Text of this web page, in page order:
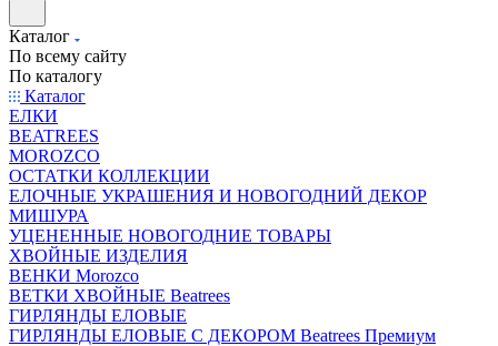
Каталог
По всему сайту
По каталогу
Каталог
ЕЛКИ
BEATREES
MOROZCO
ОСТАТКИ КОЛЛЕКЦИИ
ЕЛОЧНЫЕ УКРАШЕНИЯ И НОВОГОДНИЙ ДЕКОР
МИШУРА
УЦЕНЕННЫЕ НОВОГОДНИЕ ТОВАРЫ
ХВОЙНЫЕ ИЗДЕЛИЯ
ВЕНКИ Morozco
ВЕТКИ ХВОЙНЫЕ Beatrees
ГИРЛЯНДЫ ЕЛОВЫЕ
ГИРЛЯНДЫ ЕЛОВЫЕ С ДЕКОРОМ Beatrees Премиум